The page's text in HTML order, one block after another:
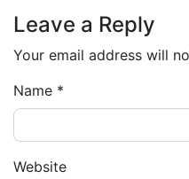
Leave a Reply
Your email address will
Name *
Website